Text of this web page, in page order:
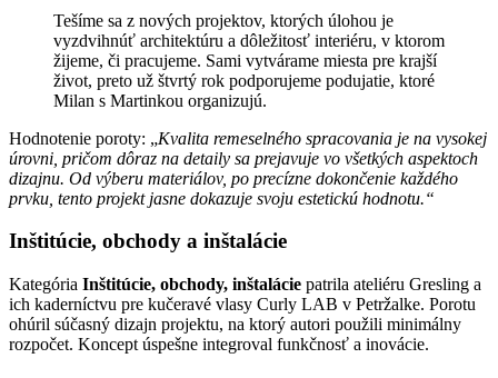
Tešíme sa z nových projektov, ktorých úlohou je
vyzdvihnúť architektúru a dôležitosť interiéru, v ktorom
žijeme, či pracujeme. Sami vytvárame miesta pre krajší
život, preto už štvrtý rok podporujeme podujatie, ktoré
Milan s Martinkou organizujú.
Hodnotenie poroty: „Kvalita remeselného spracovania je na vysokej
úrovni, pričom dôraz na detaily sa prejavuje vo všetkých aspektoch
dizajnu. Od výberu materiálov, po precízne dokončenie každého
prvku, tento projekt jasne dokazuje svoju estetickú hodnotu.“
Inštitúcie, obchody a inštalácie
Kategória Inštitúcie, obchody, inštalácie patrila ateliéru Gresling a
ich kaderníctvu pre kučeravé vlasy Curly LAB v Petržalke. Porotu
ohúril súčasný dizajn projektu, na ktorý autori použili minimálny
rozpočet. Koncept úspešne integroval funkčnosť a inovácie.